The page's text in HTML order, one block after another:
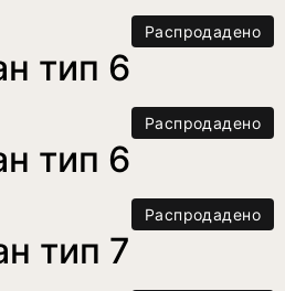
Распродадено
тип 6
Распродадено
тип 6
Распродадено
тип 7